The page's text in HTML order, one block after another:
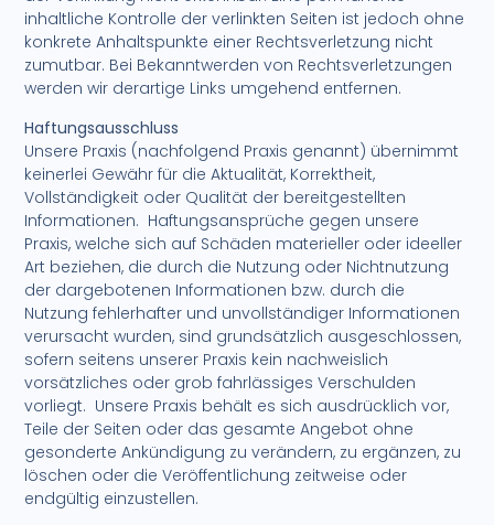
inhaltliche Kontrolle der verlinkten Seiten ist jedoch ohne
konkrete Anhaltspunkte einer Rechtsverletzung nicht
zumutbar. Bei Bekanntwerden von Rechtsverletzungen
werden wir derartige Links umgehend entfernen.
Haftungsausschluss
Unsere Praxis (nachfolgend Praxis genannt) übernimmt
keinerlei Gewähr für die Aktualität, Korrektheit,
Vollständigkeit oder Qualität der bereitgestellten
Informationen. Haftungsansprüche gegen unsere
Praxis, welche sich auf Schäden materieller oder ideeller
Art beziehen, die durch die Nutzung oder Nichtnutzung
der dargebotenen Informationen bzw. durch die
Nutzung fehlerhafter und unvollständiger Informationen
verursacht wurden, sind grundsätzlich ausgeschlossen,
sofern seitens unserer Praxis kein nachweislich
vorsätzliches oder grob fahrlässiges Verschulden
vorliegt. Unsere Praxis behält es sich ausdrücklich vor,
Teile der Seiten oder das gesamte Angebot ohne
gesonderte Ankündigung zu verändern, zu ergänzen, zu
löschen oder die Veröffentlichung zeitweise oder
endgültig einzustellen.